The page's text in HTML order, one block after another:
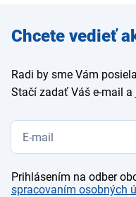
Zadajte
e-mail
Chcete vedieť
Radi by sme Vám
Stačí zadať Váš e-mail a
Prihlásením na odber
spracovaním osobných